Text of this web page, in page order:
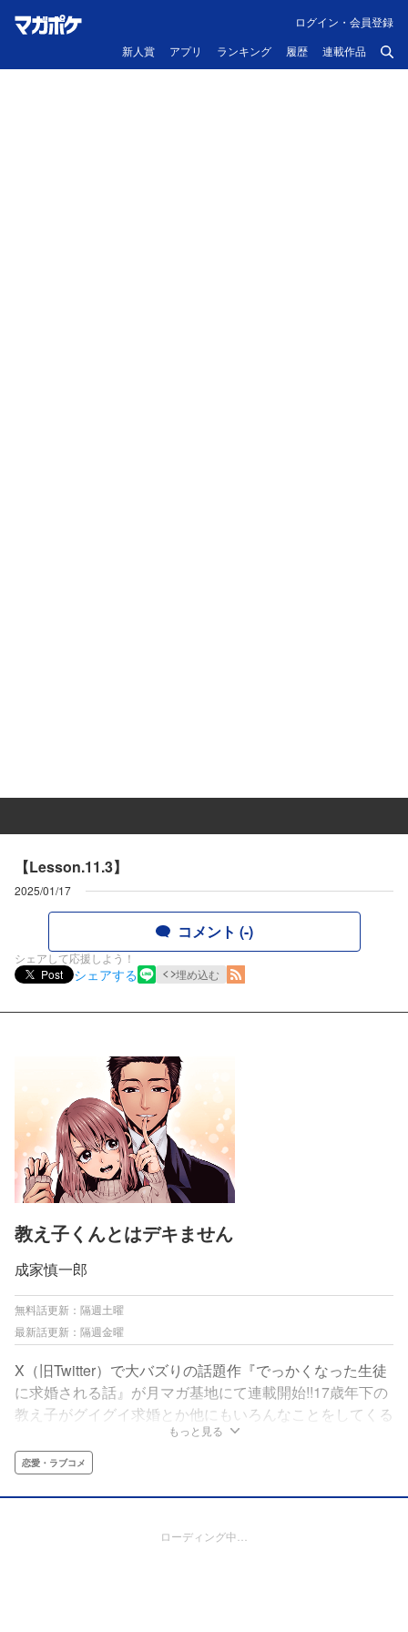
新人賞 アプリ ランキング 履歴 連載作品
ログイン・会員登録
【Lesson.11.3】
2025/01/17
コメント (-)
シェアして応援しよう！
Post
シェアする 埋め込む
教え子くんとはデキません
成家慎一郎
無料話更新：隔週土曜
最新話更新：隔週金曜
X（旧Twitter）で大バズりの話題作『でっかくなった生徒
に求婚される話』が月マガ基地にて連載開始!!17歳年下の
教え子がグイグイ求婚とか他にもいろんなことをしてくる
もっと見る
恋愛・ラブコメ
ローディング中…